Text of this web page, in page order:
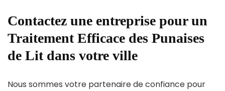
Contactez une entreprise pour un
Traitement Efficace des Punaises
de Lit dans votre ville
Nous sommes votre partenaire de confiance pour